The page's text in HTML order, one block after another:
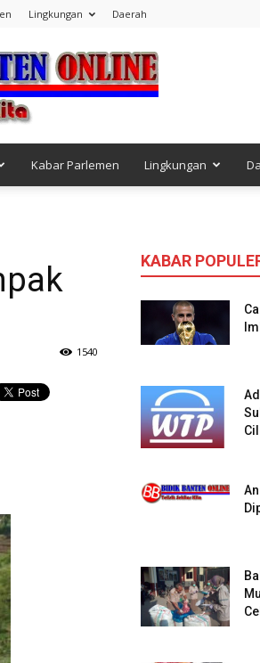
Lingkungan Daerah
Kabar Parlemen Lingkungan
1540
KABAR